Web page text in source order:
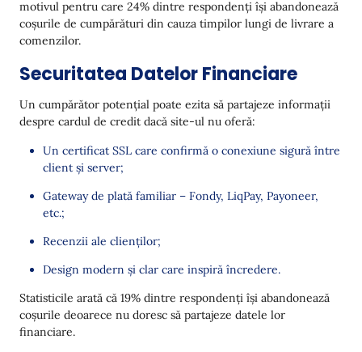
motivul pentru care 24% dintre respondenți își abandonează
coșurile de cumpărături din cauza timpilor lungi de livrare a
comenzilor.
Securitatea Datelor Financiare
Un cumpărător potențial poate ezita să partajeze informații
despre cardul de credit dacă site-ul nu oferă:
Un certificat SSL care confirmă o conexiune sigură între
client și server;
Gateway de plată familiar – Fondy, LiqPay, Payoneer,
etc.;
Recenzii ale clienților;
Design modern și clar care inspiră încredere.
Statisticile arată că 19% dintre respondenți își abandonează
coșurile deoarece nu doresc să partajeze datele lor
financiare.